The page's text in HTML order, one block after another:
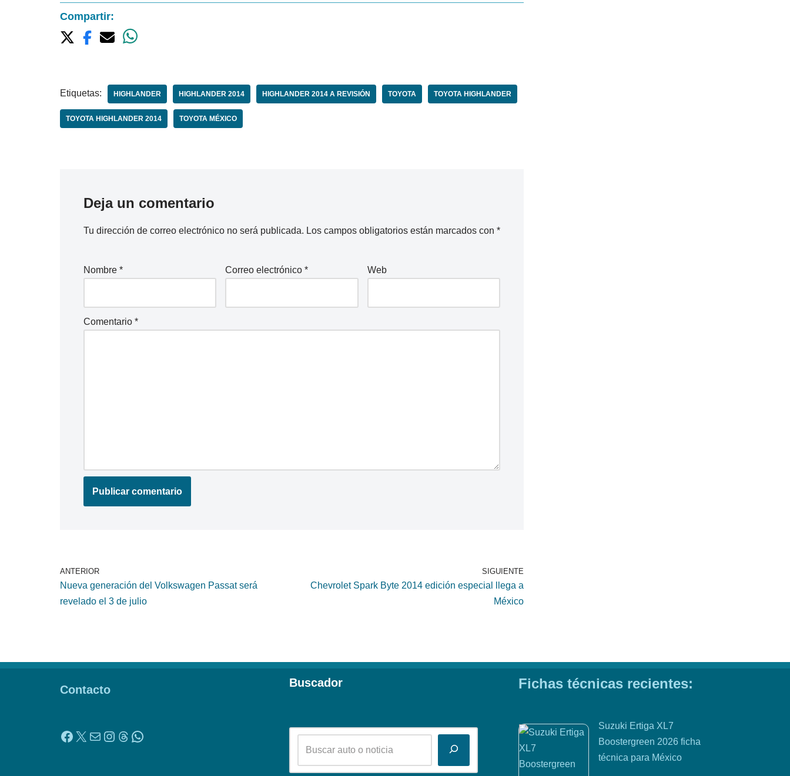
Compartir:
Etiquetas: HIGHLANDER HIGHLANDER 2014 HIGHLANDER 2014 A REVISIÓN TOYOTA TOYOTA HIGHLANDER
TOYOTA HIGHLANDER 2014 TOYOTA MÉXICO
Deja un comentario
Tu dirección de correo electrónico no será publicada. Los campos obligatorios están marcados con *
Nombre * Correo electrónico* Web
Comentario *
ANTERIOR
Nueva generación del Volkswagen Passat será
revelado el 3 de julio
SIGUIENTE
Chevrolet Spark Byte 2014 edición especial llega a
México
Contacto
Buscador Fichas técnicas recientes:
Suzuki Ertiga XL7
Boostergreen 2026 ficha
técnica para México